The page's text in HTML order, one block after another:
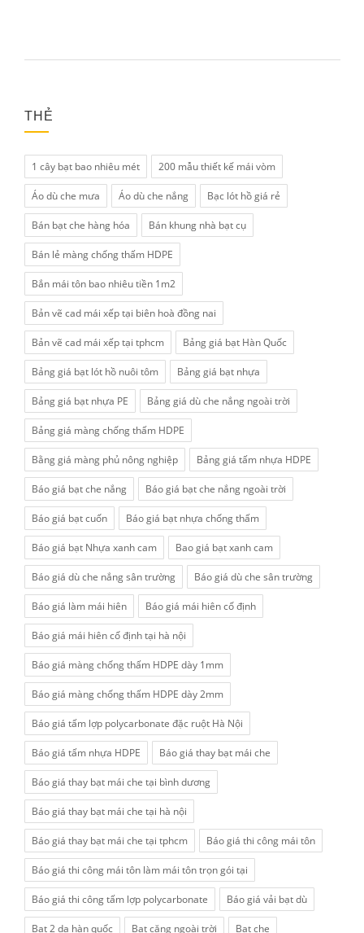
THẺ
1 cây bạt bao nhiêu mét 200 mẫu thiết kế mái vòm
Áo dù che mưa Áo dù che nắng Bạc lót hồ giá rẻ
Bán bạt che hàng hóa Bán khung nhà bạt cụ
Bán lẻ màng chống thấm HDPE
Bắn mái tôn bao nhiêu tiền 1m2
Bản vẽ cad mái xếp tại biên hoà đồng nai
Bản vẽ cad mái xếp tại tphcm Bảng giá bạt Hàn Quốc
Bảng giá bạt lót hồ nuôi tôm Bảng giá bạt nhựa
Bảng giá bạt nhựa PE Bảng giá dù che nắng ngoài trời
Bảng giá màng chống thấm HDPE
Bằng giá màng phủ nông nghiệp Bảng giá tấm nhựa HDPE
Báo giá bạt che nắng Báo giá bạt che nắng ngoài trời
Báo giá bạt cuốn Báo giá bạt nhựa chống thấm
Báo giá bạt Nhựa xanh cam Bao giá bạt xanh cam
Báo giá dù che nắng sân trường Báo giá dù che sân trường
Báo giá làm mái hiên Báo giá mái hiên cố định
Báo giá mái hiên cố định tại hà nội
Báo giá màng chống thấm HDPE dày 1mm
Báo giá màng chống thấm HDPE dày 2mm
Báo giá tấm lợp polycarbonate đặc ruột Hà Nội
Báo giá tấm nhựa HDPE Báo giá thay bạt mái che
Báo giá thay bạt mái che tại bình dương
Báo giá thay bạt mái che tại hà nội
Báo giá thay bạt mái che tại tphcm Báo giá thi công mái tôn
Báo giá thi công mái tôn làm mái tôn trọn gói tại
Báo giá thi công tấm lợp polycarbonate Báo giá vải bạt dù
Bạt 2 da hàn quốc Bạt căng ngoài trời Bạt che